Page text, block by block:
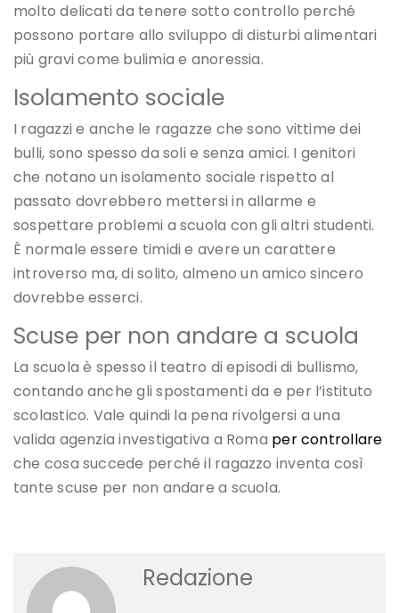
molto delicati da tenere sotto controllo perché
possono portare allo sviluppo di disturbi alimentari
più gravi come bulimia e anoressia.
Isolamento sociale
I ragazzi e anche le ragazze che sono vittime dei
bulli, sono spesso da soli e senza amici. I genitori
che notano un isolamento sociale rispetto al
passato dovrebbero mettersi in allarme e
sospettare problemi a scuola con gli altri studenti.
È normale essere timidi e avere un carattere
introverso ma, di solito, almeno un amico sincero
dovrebbe esserci.
Scuse per non andare a scuola
La scuola è spesso il teatro di episodi di bullismo,
contando anche gli spostamenti da e per l’istituto
scolastico. Vale quindi la pena rivolgersi a una
valida agenzia investigativa a Roma per controllare
che cosa succede perché il ragazzo inventa così
tante scuse per non andare a scuola.
Redazione